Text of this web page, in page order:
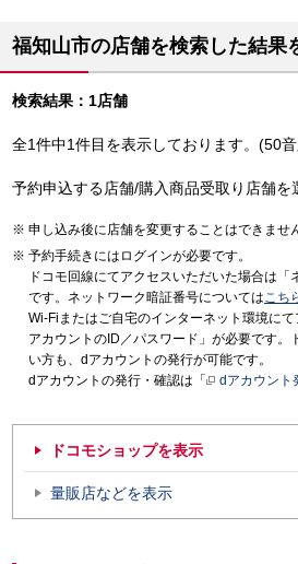
福知山市の店舗を検索した結果
検索結果：1店舗
全1件中1件目を表示しております。(50
予約申込する店舗/購入商品受取り店舗を
申し込み後に店舗を変更することはできませ
予約手続きにはログインが必要です。
ドコモ回線にてアクセスいただいた場合は
です。ネットワーク暗証番号についてはこち
Wi-Fiまたはご自宅のインターネット環境に
アカウントのID／パスワード」が必要です。
い方も、dアカウントの発行が可能です。
dアカウントの発行・確認は「
dアカウント
ドコモショップを表示
量販店などを表示